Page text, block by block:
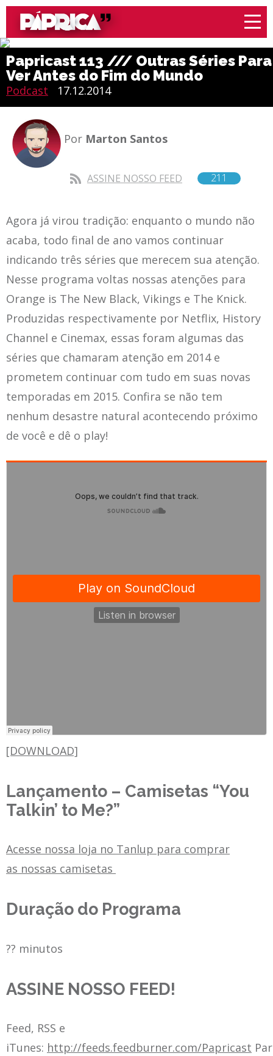
Papricast 113 /// Outras Séries Para
Ver Antes do Fim do Mundo
Podcast 17.12.2014
Por Marton Santos
ASSINE NOSSO FEED 211
Agora já virou tradição: enquanto o mundo não
acaba, todo final de ano vamos continuar
indicando três séries que merecem sua atenção.
Nesse programa voltas nossas atenções para
Orange is The New Black, Vikings e The Knick.
Produzidas respectivamente por Netflix, History
Channel e Cinemax, essas foram algumas das
séries que chamaram atenção em 2014 e
prometem continuar com tudo em suas novas
temporadas em 2015. Confira se não tem
nenhum desastre natural acontecendo próximo
de você e dê o play!
[DOWNLOAD]
Lançamento – Camisetas “You
Talkin’ to Me?”
Acesse nossa loja no Tanlup para comprar
as nossas camisetas
Duração do Programa
?? minutos
ASSINE NOSSO FEED!
Feed, RSS e
iTunes: http://feeds.feedburner.com/Papricast